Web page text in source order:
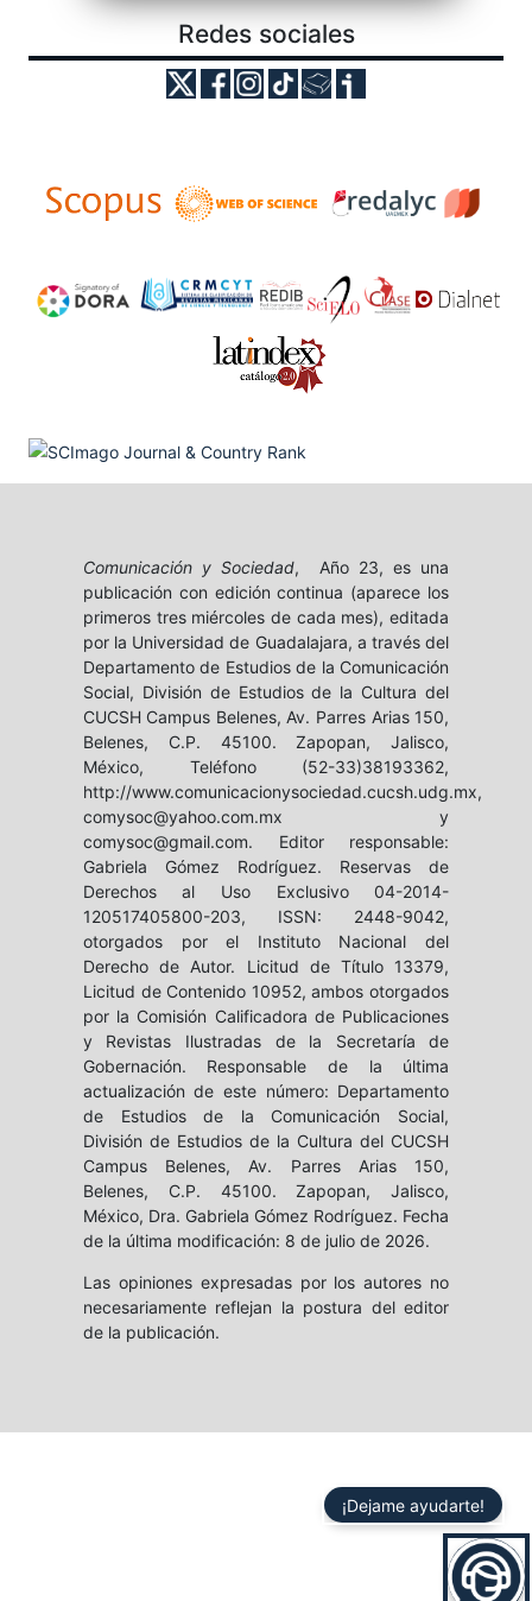
Redes sociales
Comunicación y Sociedad, Año 23, es una
publicación con edición continua (aparece los
primeros tres miércoles de cada mes), editada
por la Universidad de Guadalajara, a través del
Departamento de Estudios de la Comunicación
Social, División de Estudios de la Cultura del
CUCSH Campus Belenes, Av. Parres Arias 150,
Belenes, C.P. 45100. Zapopan, Jalisco,
México, Teléfono (52-33)38193362,
http://www.comunicacionysociedad.cucsh.udg.mx,
comysoc@yahoo.com.mx y
comysoc@gmail.com. Editor responsable:
Gabriela Gómez Rodríguez. Reservas de
Derechos al Uso Exclusivo 04-2014-
120517405800-203, ISSN: 2448-9042,
otorgados por el Instituto Nacional del
Derecho de Autor. Licitud de Título 13379,
Licitud de Contenido 10952, ambos otorgados
por la Comisión Calificadora de Publicaciones
y Revistas Ilustradas de la Secretaría de
Gobernación. Responsable de la última
actualización de este número: Departamento
de Estudios de la Comunicación Social,
División de Estudios de la Cultura del CUCSH
Campus Belenes, Av. Parres Arias 150,
Belenes, C.P. 45100. Zapopan, Jalisco,
México, Dra. Gabriela Gómez Rodríguez. Fecha
de la última modificación: 8 de julio de 2026.
Las opiniones expresadas por los autores no
necesariamente reflejan la postura del editor
de la publicación.
¡Dejame ayudarte!